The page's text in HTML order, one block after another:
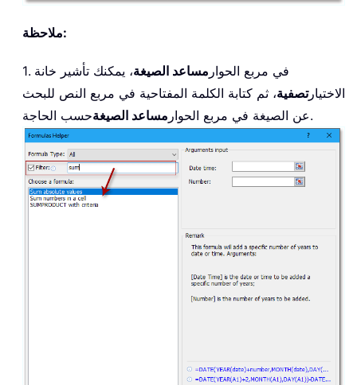
ملاحظة:
1. في مربع الحوار مساعد الصيغة، يمكنك تأشير خانة
الاختيارتصفية، ثم كتابة الكلمة المفتاحية في مربع النص للبحث
عن الصيغة في مربع الحوار مساعد الصيغة حسب الحاجة.